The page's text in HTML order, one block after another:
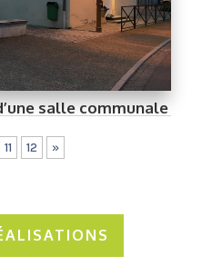
salle communale
11 12 »